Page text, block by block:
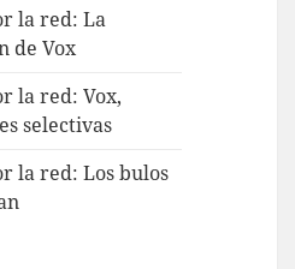
la red: La
de Vox
la red: Vox,
selectivas
la red: Los bulos